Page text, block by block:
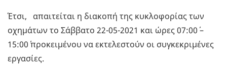
Έτσι, απαιτείται η διακοπή της κυκλοφορίας των
οχημάτων το Σάββατο 22-05-2021 και ώρες 07:00΄ –
15:00΄ προκειμένου να εκτελεστούν οι συγκεκριμένες
εργασίες.